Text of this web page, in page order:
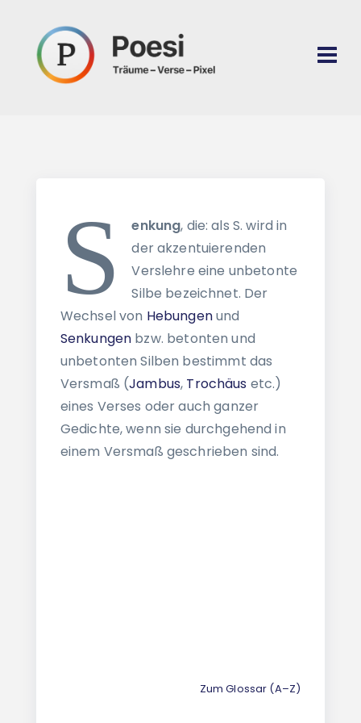
S enkung, die: als S. wird in
der akzentuierenden
Verslehre eine unbetonte
Silbe bezeichnet. Der
Wechsel von Hebungenund
Senkungen bzw. betonten und
unbetonten Silben bestimmt das
Versmaß (Jambus, Trochäus etc.)
eines Verses oder auch ganzer
Gedichte, wenn sie durchgehend in
einem Versmaß geschrieben sind.
Zum Glossar (A–Z)